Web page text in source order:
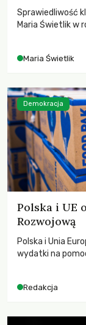
Sprawiedliwość
Maria Świetlik w
Maria Świetlik
Polska i UE
Rozwojową
Polska i Unia
wydatki na
odnotowano
kryzysami i
Redakcja
Demokracja